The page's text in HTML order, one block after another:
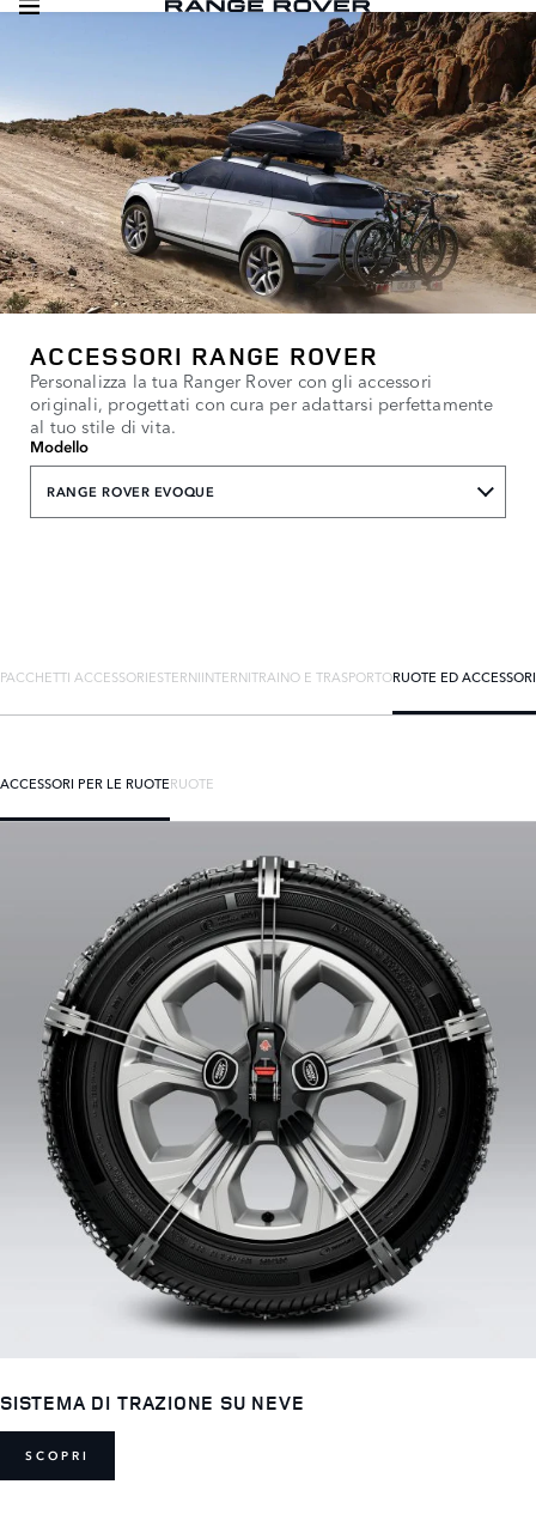
ACCESSORI RANGE ROVER
Personalizza la tua Ranger Rover con gli accessori
originali, progettati con cura per adattarsi perfettamente
al tuo stile di vita.
Modello
RANGE ROVER EVOQUE
PACCHETTI ACCESSORIESTERNIINTERNITRAINO E TRASPORTORUOTE ED ACCESSORI
ACCESSORI PER LE RUOTERUOTE
SISTEMA DI TRAZIONE SU NEVE
SCOPRI